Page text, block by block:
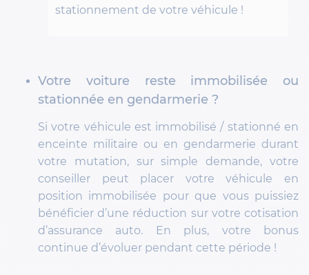
stationnement de votre véhicule !
Votre voiture reste immobilisée ou
stationnée en gendarmerie ?
Si votre véhicule est immobilisé / stationné en
enceinte militaire ou en gendarmerie durant
votre mutation, sur simple demande, votre
conseiller peut placer votre véhicule en
position immobilisée pour que vous puissiez
bénéficier d’une réduction sur votre cotisation
d’assurance auto. En plus, votre bonus
continue d’évoluer pendant cette période !